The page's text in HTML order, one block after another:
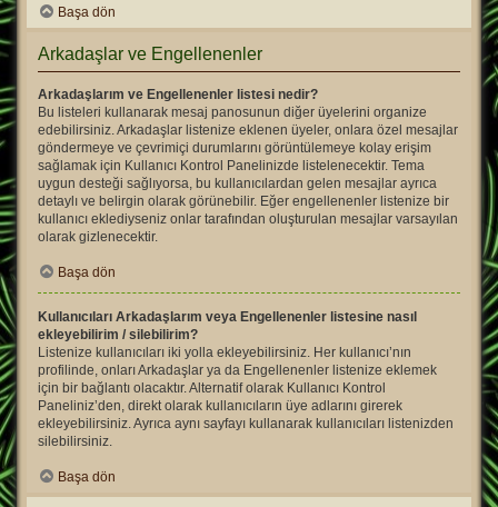
Başa dön
Arkadaşlar ve Engellenenler
Arkadaşlarım ve Engellenenler listesi nedir?
Bu listeleri kullanarak mesaj panosunun diğer üyelerini organize
edebilirsiniz. Arkadaşlar listenize eklenen üyeler, onlara özel mesajlar
göndermeye ve çevrimiçi durumlarını görüntülemeye kolay erişim
sağlamak için Kullanıcı Kontrol Panelinizde listelenecektir. Tema
uygun desteği sağlıyorsa, bu kullanıcılardan gelen mesajlar ayrıca
detaylı ve belirgin olarak görünebilir. Eğer engellenenler listenize bir
kullanıcı eklediyseniz onlar tarafından oluşturulan mesajlar varsayılan
olarak gizlenecektir.
Başa dön
Kullanıcıları Arkadaşlarım veya Engellenenler listesine nasıl
ekleyebilirim / silebilirim?
Listenize kullanıcıları iki yolla ekleyebilirsiniz. Her kullanıcı’nın
profilinde, onları Arkadaşlar ya da Engellenenler listenize eklemek
için bir bağlantı olacaktır. Alternatif olarak Kullanıcı Kontrol
Paneliniz’den, direkt olarak kullanıcıların üye adlarını girerek
ekleyebilirsiniz. Ayrıca aynı sayfayı kullanarak kullanıcıları listenizden
silebilirsiniz.
Başa dön